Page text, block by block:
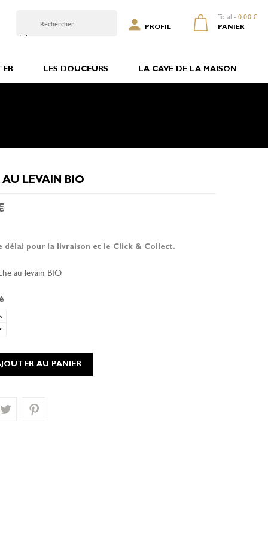
 PROFIL
LES DOUCEURS LA CAVE DE LA MAISON
Total -0,00 €
PANIER
AU LEVAIN BIO
délai pour la livraison et le Click & Collect.
au levain BIO
AU PANIER